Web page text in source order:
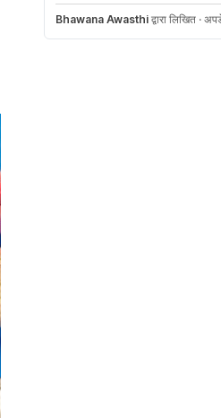
Bhawana Awasthi द्वारा लिखित ·